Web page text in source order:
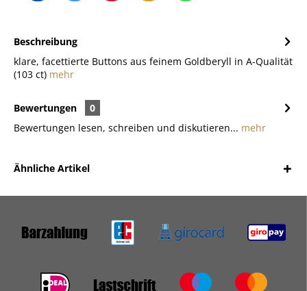
Beschreibung
klare, facettierte Buttons aus feinem Goldberyll in A-Qualität
(103 ct) mehr
Bewertungen
0
Bewertungen lesen, schreiben und diskutieren... mehr
Ähnliche Artikel